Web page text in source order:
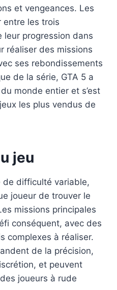
et vengeances. Les
entre les trois
leur progression dans
réaliser des missions
ses rebondissements
de la série, GTA 5 a
monde entier et s’est
les plus vendus de
jeu
de difficulté variable,
joueur de trouver le
missions principales
conséquent, avec des
complexes à réaliser.
de la précision,
et peuvent
joueurs à rude